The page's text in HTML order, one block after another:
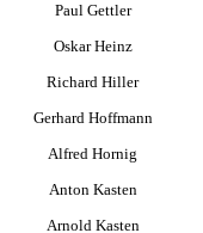
Paul Gettler
Oskar Heinz
Richard Hiller
Gerhard Hoffmann
Alfred Hornig
Anton Kasten
Arnold Kasten